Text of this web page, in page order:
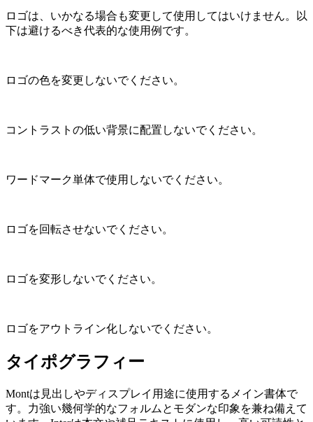
ロゴは、いかなる場合も変更して使用してはいけません。以
下は避けるべき代表的な使用例です。
ロゴの色を変更しないでください。
コントラストの低い背景に配置しないでください。
ワードマーク単体で使用しないでください。
ロゴを回転させないでください。
ロゴを変形しないでください。
ロゴをアウトライン化しないでください。
タイポグラフィー
Montは見出しやディスプレイ用途に使用するメイン書体で
す。力強い幾何学的なフォルムとモダンな印象を兼ね備えて